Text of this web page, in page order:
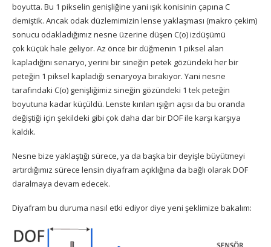
boyutta. Bu 1 pikselin genişliğine yani ışık konisinin çapına C
demiştik. Ancak odak düzlemimizin lense yaklaşması (makro çekim)
sonucu odakladığımız nesne üzerine düşen C(o) izdüşümü
çok küçük hale geliyor. Az önce bir düğmenin 1 piksel alan
kapladığını senaryo, yerini bir sineğin petek gözündeki her bir
peteğin 1 piksel kapladığı senaryoya bırakıyor. Yani nesne
tarafındaki C(o) genişliğimiz sineğin gözündeki 1 tek peteğin
boyutuna kadar küçüldü. Lenste kırılan ışığın açısı da bu oranda
değiştiği için şekildeki gibi çok daha dar bir DOF ile karşı karşıya
kaldık.
Nesne bize yaklaştığı sürece, ya da başka bir deyişle büyütmeyi
artırdığımız sürece lensin diyafram açıklığına da bağlı olarak DOF
daralmaya devam edecek.
Diyafram bu duruma nasıl etki ediyor diye yeni şeklimize bakalım: